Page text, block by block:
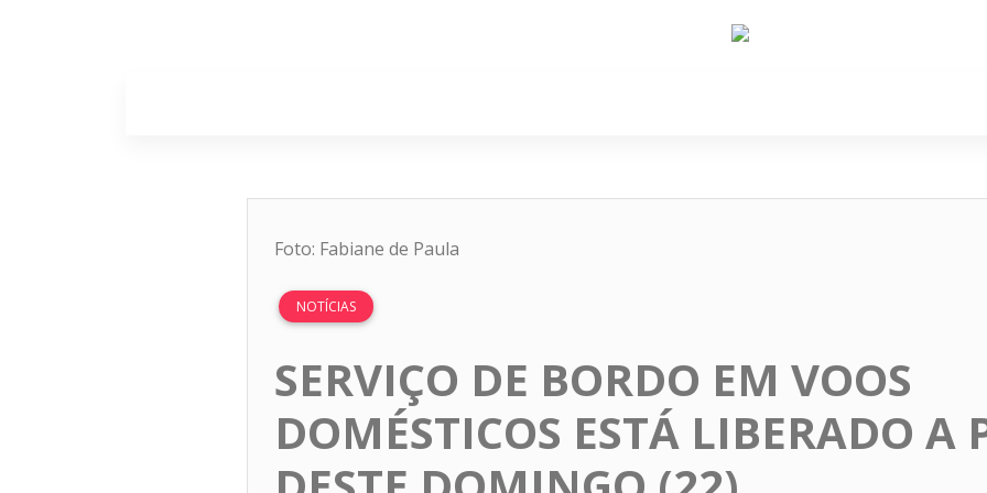
Foto: Fabiane de Paula
NOTÍCIAS
SERVIÇO DE BORDO EM VOOS
DOMÉSTICOS ESTÁ LIBERADO A